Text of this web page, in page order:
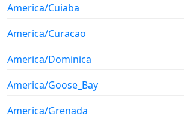
America/Cuiaba
America/Curacao
America/Dominica
America/Goose_Bay
America/Grenada